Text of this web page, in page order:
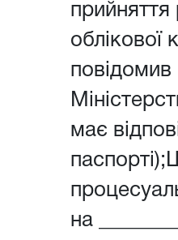
прийняття
облікової
повідомив
має
на